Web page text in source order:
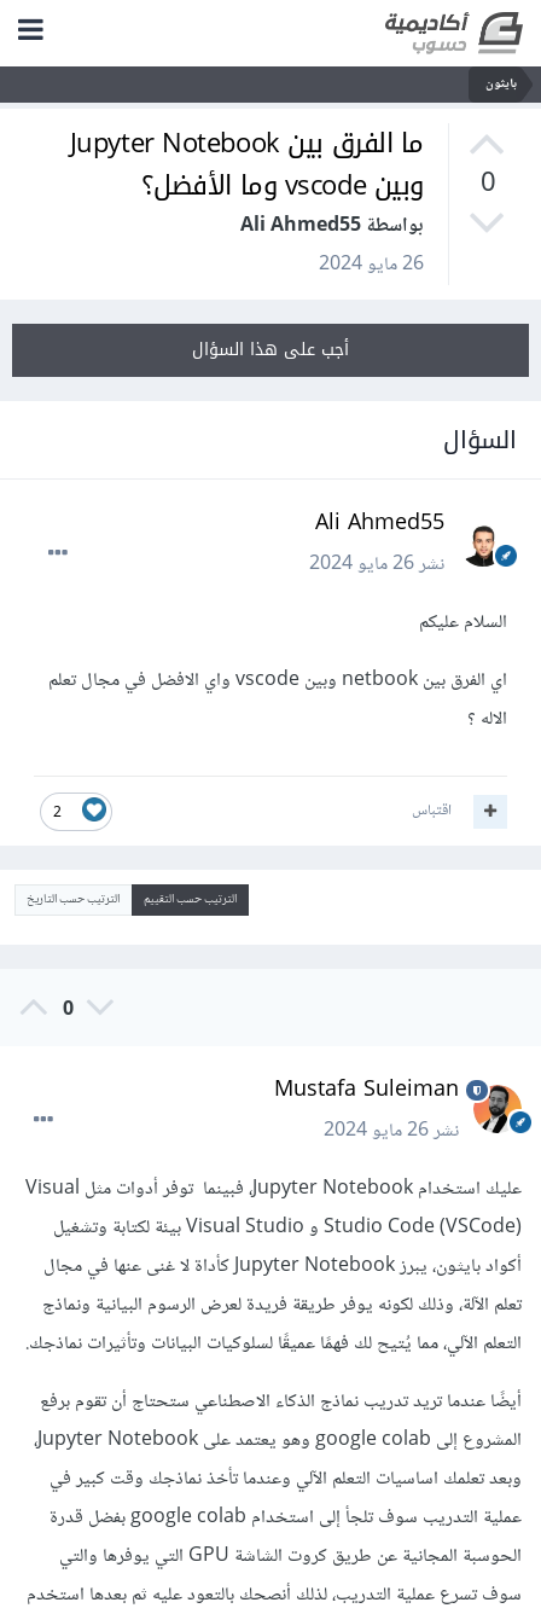
بايثون
0
ما الفرق بين Jupyter Notebook
وبين vscode وما الأفضل؟
بواسطة Ali Ahmed55
26 مايو 2024
أجب على هذا السؤال
السؤال
Ali Ahmed55
نشر26 مايو 2024
السلام عليكم
اي الفرق بين netbook وبين vscode واي الافضل في مجال تعلم
الاله ؟
2 اقتباس
الترتيب حسب التقييم الترتيب حسب التاريخ
0
Mustafa Suleiman
نشر26 مايو 2024
عليك استخدام Jupyter Notebook، فبينما توفر أدوات مثل Visual
Studio Code (VSCode) و Visual Studio بيئة لكتابة وتشغيل
أكواد بايثون، يبرز Jupyter Notebook كأداة لا غنى عنها في مجال
تعلم الآلة، وذلك لكونه يوفر طريقة فريدة لعرض الرسوم البيانية ونماذج
التعلم الآلي، مما يُتيح لك فهمًا عميقًا لسلوكيات البيانات وتأثيرات نماذجك.
أيضًا عندما تريد تدريب نماذج الذكاء الاصطناعي ستحتاج أن تقوم برفع
المشروع إلى google colab وهو يعتمد على Jupyter Notebook،
وبعد تعلمك اساسيات التعلم الآلي وعندما تأخذ نماذجك وقت كبير في
عملية التدريب سوف تلجأ إلى استخدام google colab بفضل قدرة
الحوسبة المجانية عن طريق كروت الشاشة GPU التي يوفرها والتي
سوف تسرع عملية التدريب، لذلك أنصحك بالتعود عليه ثم بعدها استخدم